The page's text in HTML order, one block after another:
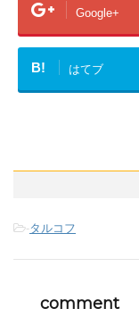
Google+
B! はてブ
-タルコフ
comment